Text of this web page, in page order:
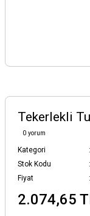
Tekerlekli
0 yorum
Kategori
Stok Kodu
Fiyat
2.074,65